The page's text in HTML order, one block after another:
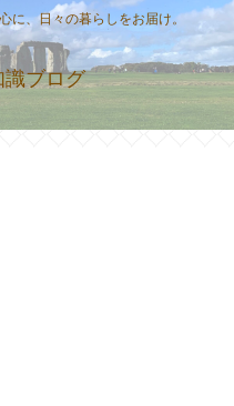
に、日々の暮らしをお届け。
識ブログ